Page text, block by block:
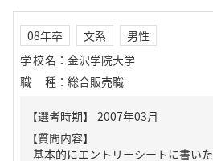
08年卒 文系
男性
学校名 ： 金沢学院大学
職種 ： 総合販売職
【質問内容】
基本的にエントリーシートに書い